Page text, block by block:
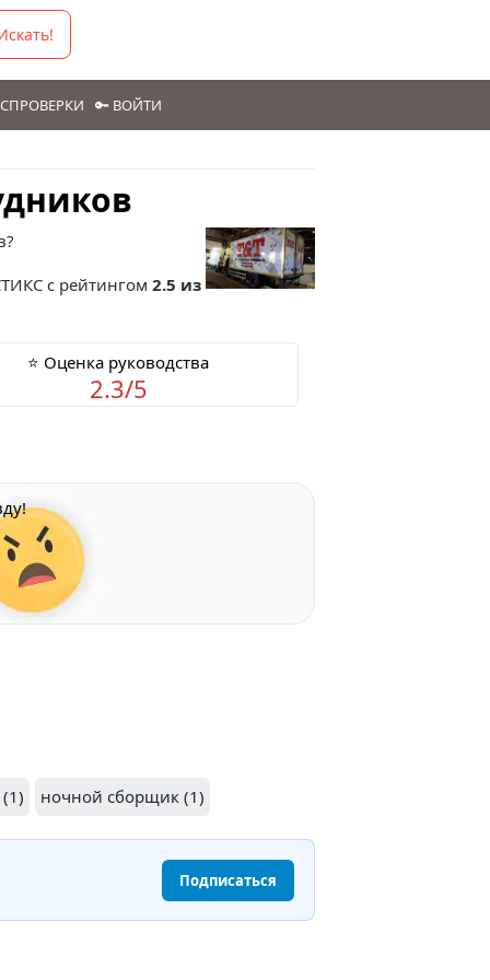
🔑 ВОЙТИ
с рейтингом 2.5 из
⭐ Оценка руководства
2.3/5
ночной сборщик (1)
Подписаться